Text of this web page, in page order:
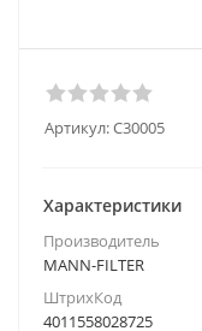
Артикул:C30005
Характеристики
Производитель
MANN-FILTER
ШтрихКод
4011558028725